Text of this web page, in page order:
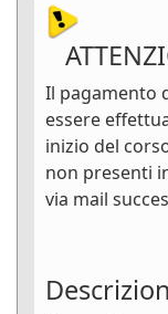
Il pagamento
essere
inizio del
non presenti
via mail